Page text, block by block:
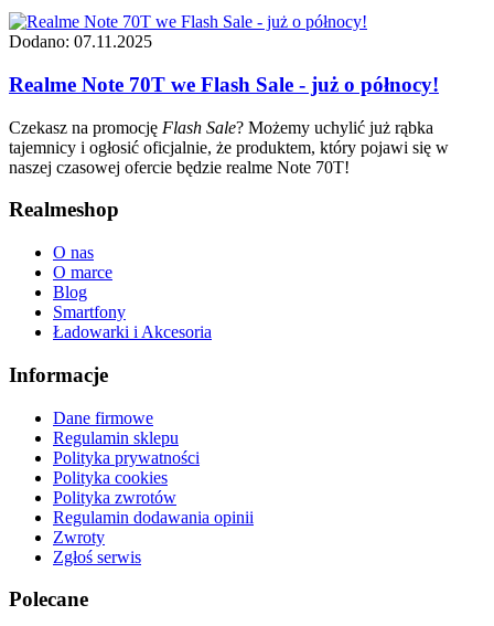
Dodano: 07.11.2025
Realme Note 70T we Flash Sale - już o północy!
Czekasz na promocję Flash Sale? Możemy uchylić już rąbka
tajemnicy i ogłosić oficjalnie, że produktem, który pojawi się w
naszej czasowej ofercie będzie realme Note 70T!
Realmeshop
O nas
O marce
Blog
Smartfony
Ładowarki i Akcesoria
Informacje
Dane firmowe
Regulamin sklepu
Polityka prywatności
Polityka cookies
Polityka zwrotów
Regulamin dodawania opinii
Zwroty
Zgłoś serwis
Polecane